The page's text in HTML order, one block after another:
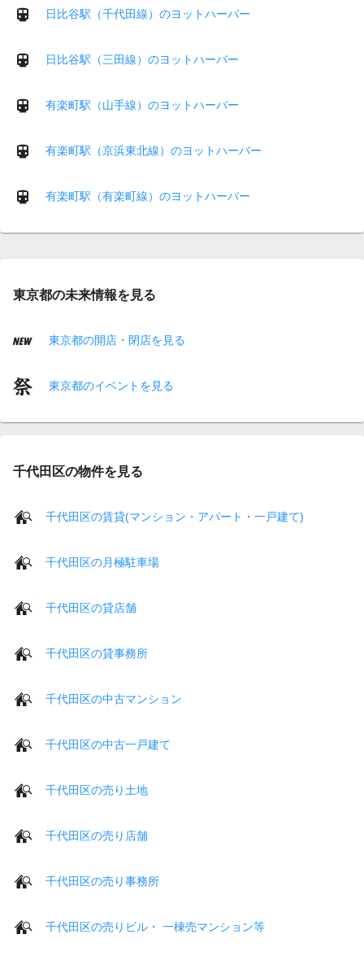
日比谷駅（千代田線）のヨットハーバー
日比谷駅（三田線）のヨットハーバー
有楽町駅（山手線）のヨットハーバー
有楽町駅（京浜東北線）のヨットハーバー
有楽町駅（有楽町線）のヨットハーバー
東京都の未来情報を見る
東京都の開店・閉店を見る
東京都のイベントを見る
千代田区の物件を見る
千代田区の賃貸(マンション・アパート・一戸建て)
千代田区の月極駐車場
千代田区の貸店舗
千代田区の貸事務所
千代田区の中古マンション
千代田区の中古一戸建て
千代田区の売り土地
千代田区の売り店舗
千代田区の売り事務所
千代田区の売りビル・ 一棟売マンション等